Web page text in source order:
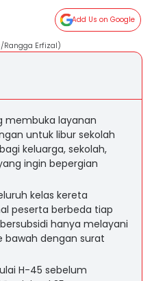
Add Us on Google
Rangga Erfizal)
membuka layanan
untuk libur sekolah
keluarga, sekolah,
ingin bepergian
kelas kereta
peserta berbeda tiap
hanya melayani
bawah dengan surat
H-45 sebelum